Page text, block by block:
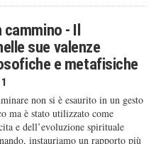
- Il
sue valenze
e metafisiche
non si è esaurito in un gesto
ma è stato utilizzato come
e dell’evoluzione spirituale
instauriamo un rapporto più